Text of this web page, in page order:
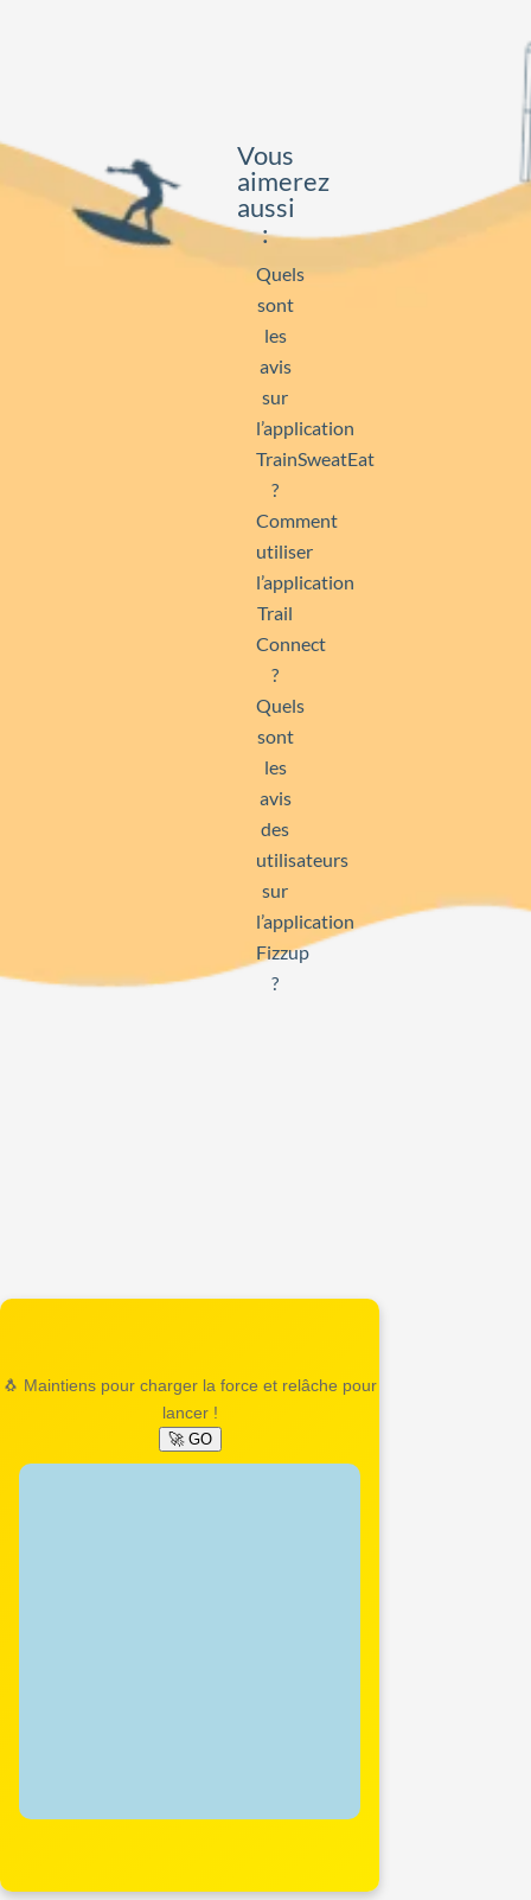
Vous
aimerez
aussi
:
Quels
sont
les
avis
sur
l’application
TrainSweatEat
?
Comment
utiliser
l’application
Trail
Connect
?
Quels
sont
les
avis
des
utilisateurs
sur
l’application
Fizzup
?
🐧 Maintiens pour charger la force et relâche pour
lancer !
🚀 GO